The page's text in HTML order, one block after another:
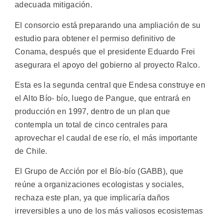
adecuada mitigación.
El consorcio está preparando una ampliación de su
estudio para obtener el permiso definitivo de
Conama, después que el presidente Eduardo Frei
asegurara el apoyo del gobierno al proyecto Ralco.
Esta es la segunda central que Endesa construye en
el Alto Bío- bío, luego de Pangue, que entrará en
producción en 1997, dentro de un plan que
contempla un total de cinco centrales para
aprovechar el caudal de ese río, el más importante
de Chile.
El Grupo de Acción por el Bío-bío (GABB), que
reúne a organizaciones ecologistas y sociales,
rechaza este plan, ya que implicaría daños
irreversibles a uno de los más valiosos ecosistemas